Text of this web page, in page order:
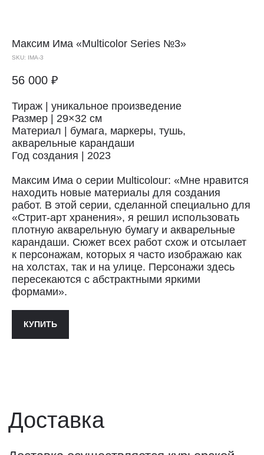
Максим Има «Multicolor Series №3»
SKU: IMA-3
56 000 ₽
Тираж | уникальное произведение
Размер | 29×32 см
Материал | бумага, маркеры, тушь,
акварельные карандаши
Год создания | 2023
Максим Има о серии Multicolour: «Мне нравится
находить новые материалы для создания
работ. В этой серии, сделанной специально для
«Стрит-арт хранения», я решил использовать
плотную акварельную бумагу и акварельные
карандаши. Сюжет всех работ схож и отсылает
к персонажам, которых я часто изображаю как
на холстах, так и на улице. Персонажи здесь
пересекаются с абстрактными яркими
формами».
КУПИТЬ
Доставка осуществляется курьерской
службой СДЭК за счёт покупателя.
Сроки доставки: 2−3 дня по Санкт-
Петербургу и 3−8 дней по России.
Самовывоз из магазина в Санкт-
Петербурге возможен
по предварительной договорённости
+7 (921) 433-35-93
ПОЛИТИКА КОНФИДЕНЦИАЛЬНОСТИ↗
Доставка